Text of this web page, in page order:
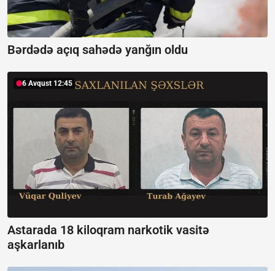
Bərdədə açıq sahədə yanğın oldu
6 Avqust 12:45
Astarada 18 kiloqram narkotik vasitə
aşkarlanıb